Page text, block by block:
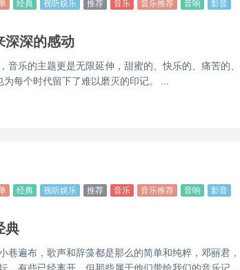
经典 视听娱乐 推荐 音乐 音乐推荐 音响
影音
深的感动
乐的主题更是无限延伸，甜蜜的、快乐的、痛苦的、